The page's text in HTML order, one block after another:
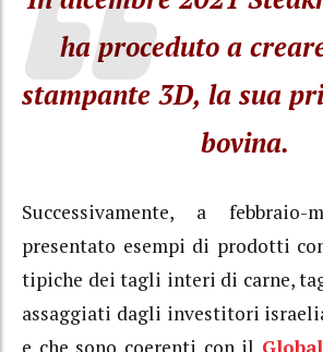
ha proceduto a
stampante 3D, la sua
bovina.
Successivamente, a
presentato esempi di prodotti
tipiche dei tagli interi di carne,
assaggiati dagli investitori